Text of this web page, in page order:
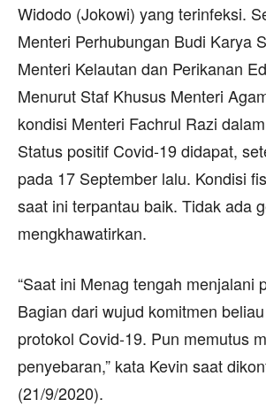
Widodo (Jokowi) yang terinfeksi.
Menteri Perhubungan Budi Karya
Menteri Kelautan dan Perikanan
Menurut Staf Khusus Menteri
kondisi Menteri Fachrul Razi
Status positif Covid-19 didapat,
pada 17 September lalu. Kondisi
saat ini terpantau baik. Tidak ada
mengkhawatirkan.
“Saat ini Menag tengah menjalani
Bagian dari wujud komitmen
protokol Covid-19. Pun memutus
penyebaran,” kata Kevin saat
(21/9/2020).